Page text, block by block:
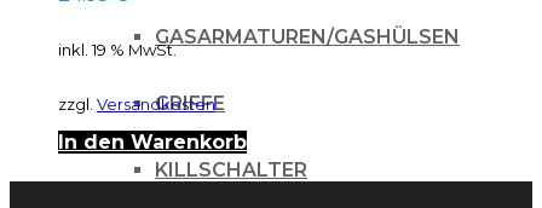
GASARMATUREN/GASHÜLSEN
GRIFFE
KILLSCHALTER
inkl. 19 % MwSt.
zzgl. Versandkosten
In den Warenkorb